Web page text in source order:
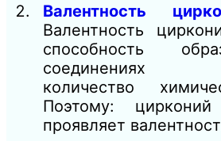
Валентность
Валентность
способность
соединениях
количество
Поэтому:
проявляет